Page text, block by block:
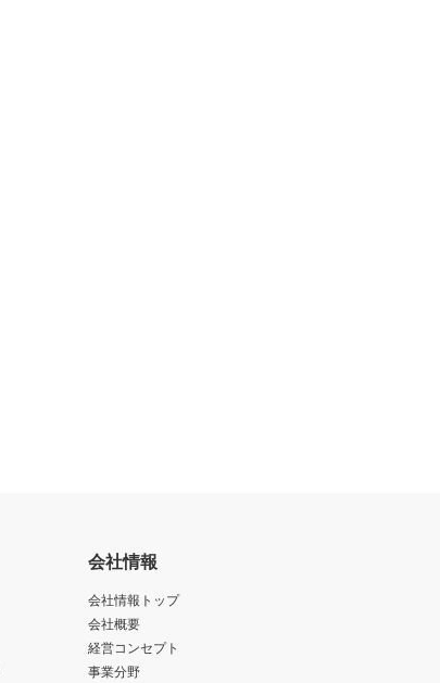
会社情報
会社情報トップ
会社概要
経営コンセプト
事業分野